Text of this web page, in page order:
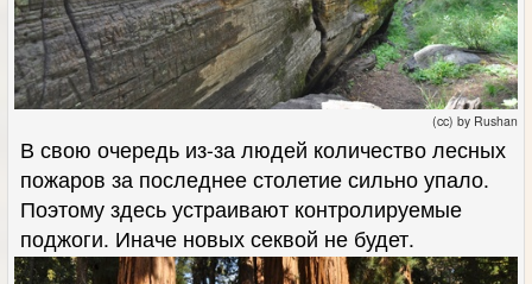
(cc) by Rushan
В свою очередь из-за людей количество лесных
пожаров за последнее столетие сильно упало.
Поэтому здесь устраивают контролируемые
поджоги. Иначе новых секвой не будет.